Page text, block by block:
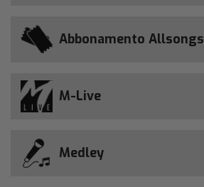
Abbonamento Allsongs
M-Live
Medley